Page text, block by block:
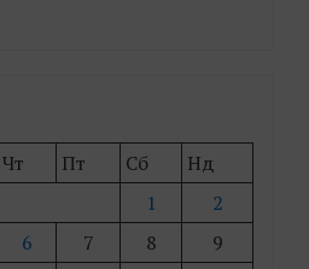
Чт Пт Сб
Нд
1
2
6 7 8
9